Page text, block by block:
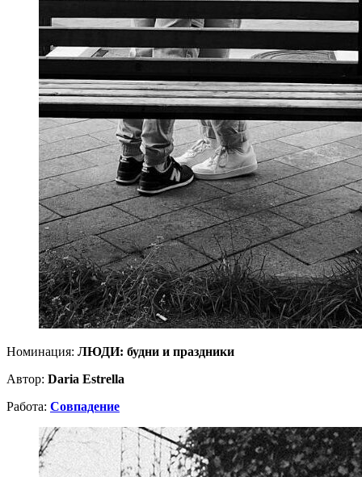
Номинация: ЛЮДИ: будни и праздники
Автор: Daria Estrella
Работа: Совпадение